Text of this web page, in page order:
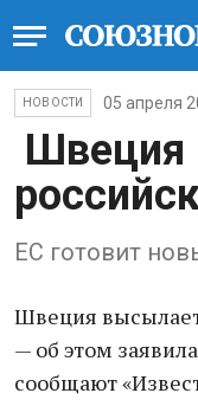
НОВОСТИ 05 апреля
Швеция
ЕС готовит
Швеция
— об этом
сообщают